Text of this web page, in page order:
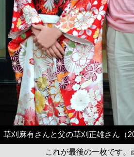
草刈麻有さんと父の草刈正雄さん（
これが最後の一枚です。